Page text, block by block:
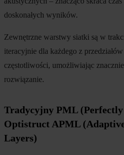
doskonałych wyników.
Zewnętrzne warstwy siatki są w
iteracyjnie dla każdego z
częstotliwości, umożliwiając
rozwiązanie.
Tradycyjny PML
Optistruct APML
Layers)